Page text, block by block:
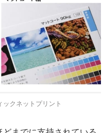
クネットプリント